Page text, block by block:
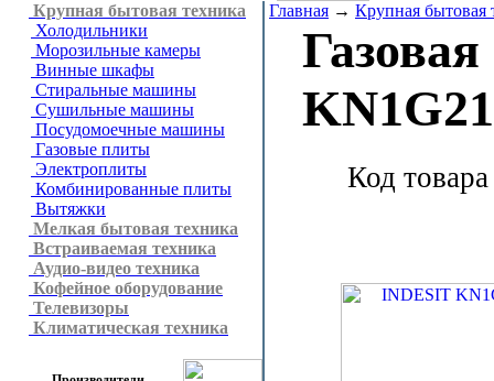
Крупная бытовая техника
Холодильники
Морозильные камеры
Винные шкафы
Стиральные машины
Сушильные машины
Посудомоечные машины
Газовые плиты
Электроплиты
Комбинированные плиты
Вытяжки
Мелкая бытовая техника
Встраиваемая техника
Аудио-видео техника
Кофейное оборудование
Телевизоры
Климатическая техника
Главная → Крупная бытовая
Код